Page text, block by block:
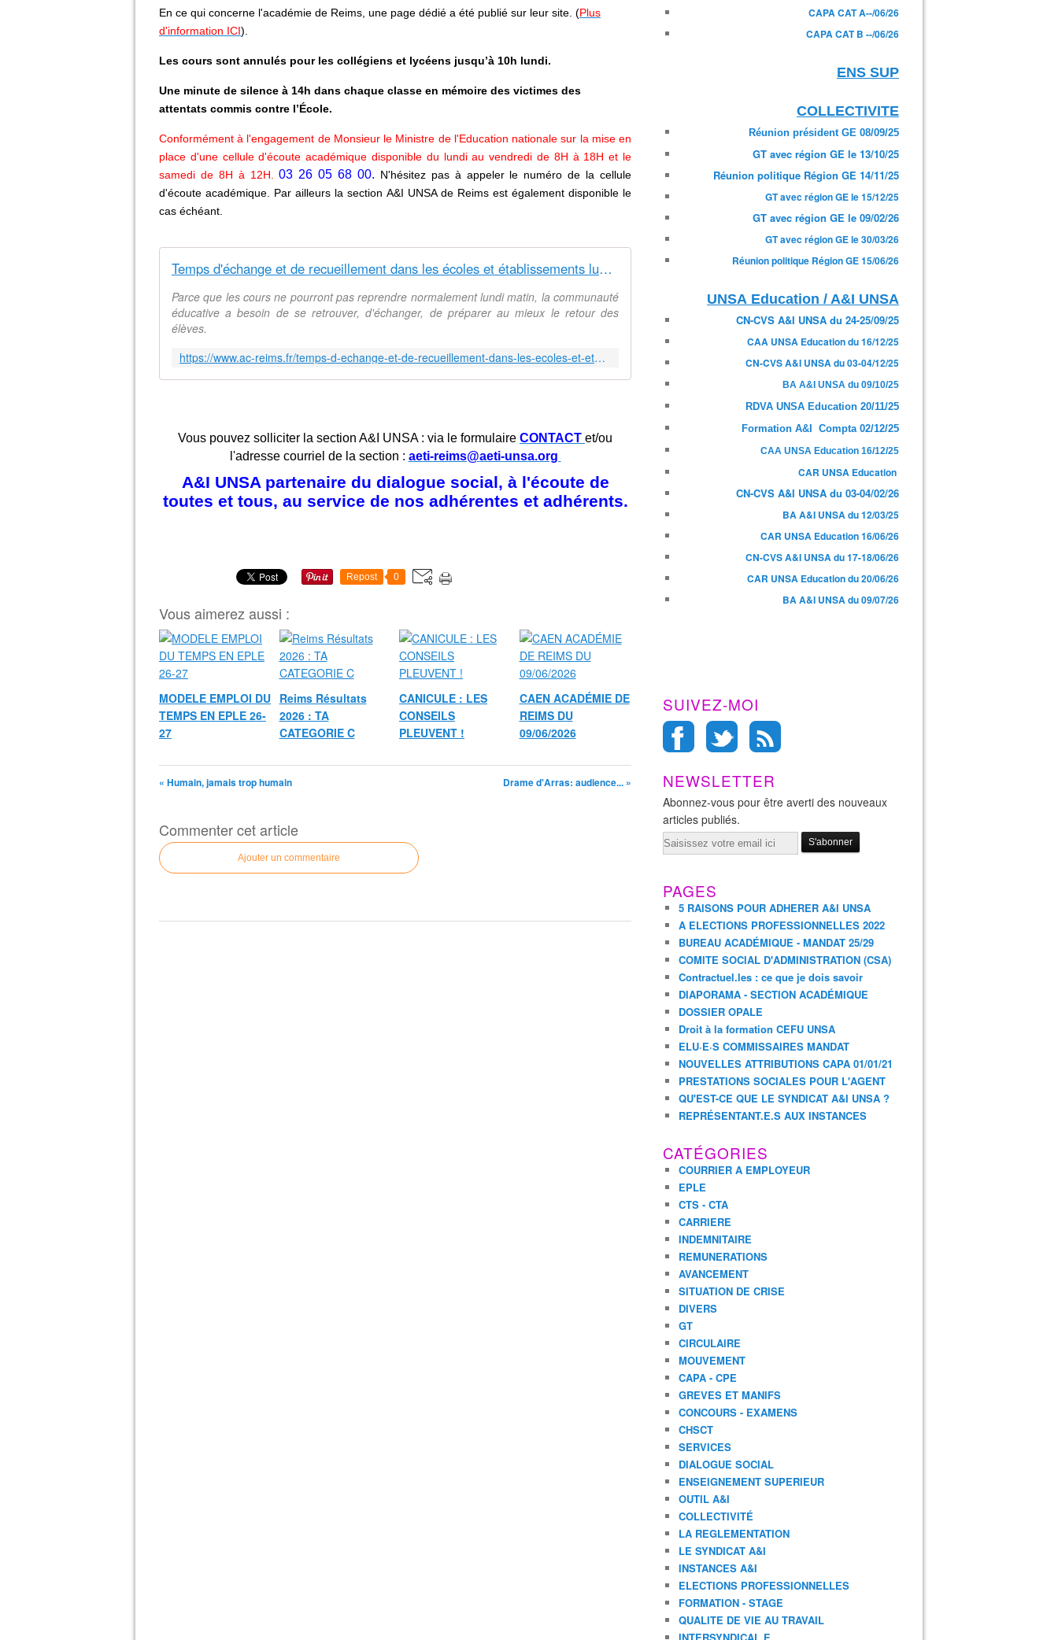
En ce qui concerne l'académie de Reims, une page dédié a été publié sur leur site. (Plus
d'information ICI).
Les cours sont annulés pour les collégiens et lycéens jusqu’à 10h lundi.
Une minute de silence à 14h dans chaque classe en mémoire des victimes des
attentats commis contre l’École.
Conformément à l'engagement de Monsieur le Ministre de l'Education nationale sur la mise en
place d'une cellule d'écoute académique disponible du lundi au vendredi de 8H à 18H et le
samedi de 8H à 12H.03 26 05 68 00. N'hésitez pas à appeler le numéro de la cellule
d'écoute académique
Par ailleurs la section A&I UNSA de Reims est également disponible le
cas échéant.
Temps d'échange et de recueillement dans les écoles et établissements lundi 16 octobre
Parce que les cours ne pourront pas reprendre normalement lundi matin, la communauté
éducative a besoin de se retrouver, d'échanger, de préparer au mieux le retour des
élèves.
https://www.ac-reims.fr/temps-d-echange-et-de-recueillement-dans-les-ecoles-et-etablissements-lundi-16-octobre-126279
Vous pouvez solliciter la section A&I UNSA : via le formulaire CONTACT et/ou
l'adresse courriel de la section : aeti-reims@aeti-unsa.org
A&I UNSA partenaire du dialogue social, à l'écoute de
toutes et tous, au service de nos adhérentes et adhérents.
Repost 0
Vous aimerez aussi :
MODELE EMPLOI DU
TEMPS EN EPLE 26-
27
Reims Résultats
2026 : TA
CATEGORIE C
CANICULE : LES
CONSEILS
PLEUVENT !
CAEN ACADÉMIE DE
REIMS DU
09/06/2026
« Humain, jamais trop humain Drame d'Arras: audience... »
Commenter cet article
Ajouter un commentaire
CAPA CAT A--/06/26
CAPA CAT B --/06/26
ENS SUP
COLLECTIVITE
Réunion président GE 08/09/25
GT avec région GE le 13/10/25
Réunion politique Région GE 14/11/25
GT avec région GE le 15/12/25
GT avec région GE le 09/02/26
GT avec région GE le 30/03/26
Réunion politique Région GE 15/06/26
UNSA Education / A&I UNSA
CN-CVS A&I UNSA du 24-25/09/25
CAA UNSA Education du 16/12/25
CN-CVS A&I UNSA du 03-04/12/25
BA A&I UNSA du 09/10/25
RDVA UNSA Education 20/11/25
Formation A&I Compta 02/12/25
CAA UNSA Education 16/12/25
CAR UNSA Education
CN-CVS A&I UNSA du 03-04/02/26
BA A&I UNSA du 12/03/25
CAR UNSA Education 16/06/26
CN-CVS A&I UNSA du 17-18/06/26
CAR UNSA Education du 20/06/26
BA A&I UNSA du 09/07/26
SUIVEZ-MOI
NEWSLETTER
Abonnez-vous pour être averti des nouveaux
articles publiés.
Email
PAGES
5 RAISONS POUR ADHERER A&I UNSA
A ELECTIONS PROFESSIONNELLES 2022
BUREAU ACADÉMIQUE - MANDAT 25/29
COMITE SOCIAL D'ADMINISTRATION (CSA)
Contractuel.les : ce que je dois savoir
DIAPORAMA - SECTION ACADÉMIQUE
DOSSIER OPALE
Droit à la formation CEFU UNSA
ELU·E·S COMMISSAIRES MANDAT
NOUVELLES ATTRIBUTIONS CAPA 01/01/21
PRESTATIONS SOCIALES POUR L'AGENT
QU'EST-CE QUE LE SYNDICAT A&I UNSA ?
REPRÉSENTANT.E.S AUX INSTANCES
CATÉGORIES
COURRIER A EMPLOYEUR
EPLE
CTS - CTA
CARRIERE
INDEMNITAIRE
REMUNERATIONS
AVANCEMENT
SITUATION DE CRISE
DIVERS
GT
CIRCULAIRE
MOUVEMENT
CAPA - CPE
GREVES ET MANIFS
CONCOURS - EXAMENS
CHSCT
SERVICES
DIALOGUE SOCIAL
ENSEIGNEMENT SUPERIEUR
OUTIL A&I
COLLECTIVITÉ
LA REGLEMENTATION
LE SYNDICAT A&I
INSTANCES A&I
ELECTIONS PROFESSIONNELLES
FORMATION - STAGE
QUALITE DE VIE AU TRAVAIL